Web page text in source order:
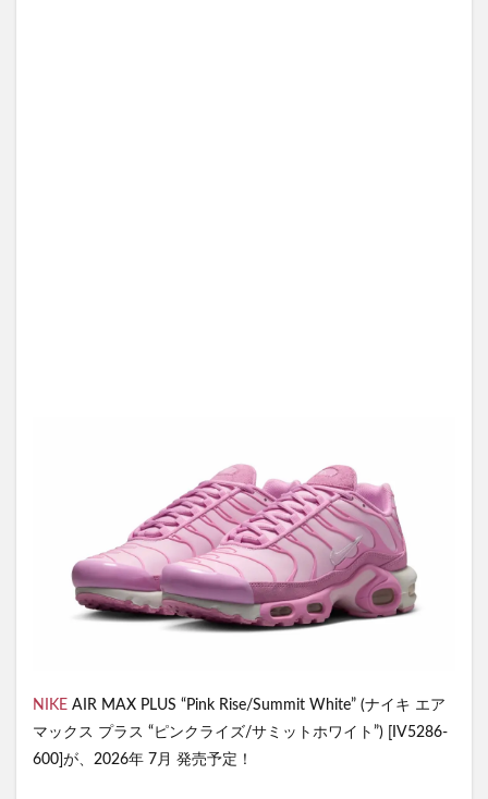
NIKE AIR MAX PLUS “Pink Rise/Summit White” (ナイキ エア
マックス プラス “ピンクライズ/サミットホワイト”) [IV5286-
600]が、2026年 7月 発売予定！